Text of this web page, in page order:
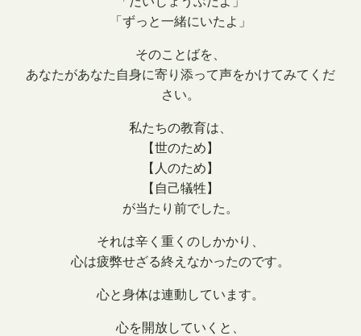
「ずっと一緒にいたよ」
そのことばを、
あなたがあなた自身に寄り添って声をかけてみてくだ
さい。
私たちの教育は、
【世のため】
【人のため】
【自己犠牲】
が当たり前でした。
それは辛く重くのしかかり、
心は疲弊せざる終えなかったのです。
心と身体は連動しています。
心を開放していくと、